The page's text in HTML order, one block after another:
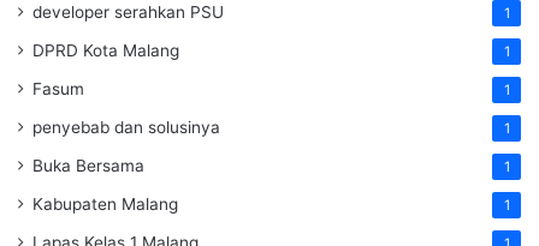
developer serahkan PSU 1
DPRD Kota Malang 1
Fasum 1
penyebab dan solusinya 1
Buka Bersama 1
Kabupaten Malang 1